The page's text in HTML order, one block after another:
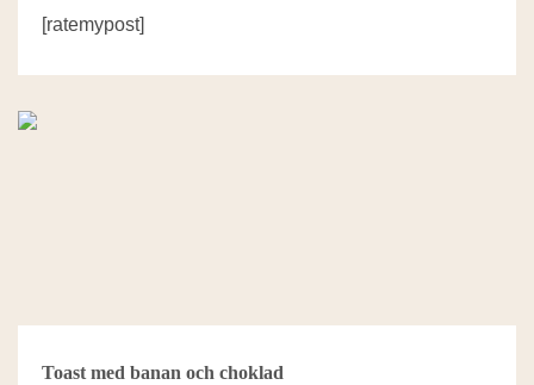
[ratemypost]
Toast med banan och choklad